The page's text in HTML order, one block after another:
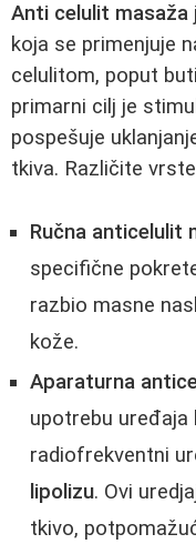
Anti celulit masaža
koja se primenjuje
celulitom, poput
primarni cilj je
pospešuje
tkiva. Različite vrste
Ručna anticelulit
specifične
razbio masne
kože.
Aparaturna
upotrebu uređaja
radiofrekventni
lipolizu. Ovi
tkivo,